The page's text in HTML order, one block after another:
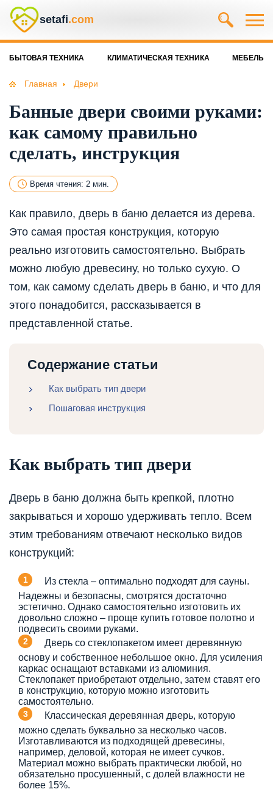
setafi.com
БЫТОВАЯ ТЕХНИКА КЛИМАТИЧЕСКАЯ ТЕХНИКА МЕБЕЛЬ
Главная Двери
Банные двери своими руками:
как самому правильно
сделать, инструкция
Время чтения: 2 мин.
Как правило, дверь в баню делается из дерева.
Это самая простая конструкция, которую
реально изготовить самостоятельно. Выбрать
можно любую древесину, но только сухую. О
том, как самому сделать дверь в баню, и что для
этого понадобится, рассказывается в
представленной статье.
Содержание статьи
Как выбрать тип двери
Пошаговая инструкция
Как выбрать тип двери
Дверь в баню должна быть крепкой, плотно
закрываться и хорошо удерживать тепло. Всем
этим требованиям отвечают несколько видов
конструкций:
Из стекла – оптимально подходят для сауны.
Надежны и безопасны, смотрятся достаточно
эстетично. Однако самостоятельно изготовить их
довольно сложно – проще купить готовое полотно и
подвесить своими руками.
Дверь со стеклопакетом имеет деревянную
основу и собственное небольшое окно. Для усиления
каркас оснащают вставками из алюминия.
Стеклопакет приобретают отдельно, затем ставят его
в конструкцию, которую можно изготовить
самостоятельно.
Классическая деревянная дверь, которую
можно сделать буквально за несколько часов.
Изготавливаются из подходящей древесины,
например, деловой, которая не имеет сучков.
Материал можно выбрать практически любой, но
обязательно просушенный, с долей влажности не
более 15%.